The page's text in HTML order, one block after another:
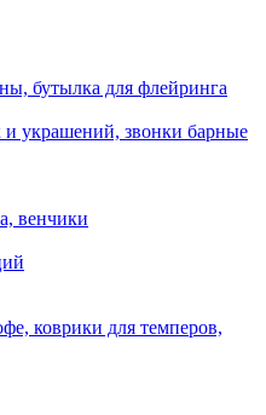
бутылка для флейринга
и украшений, звонки барные
венчики
коврики для темперов,